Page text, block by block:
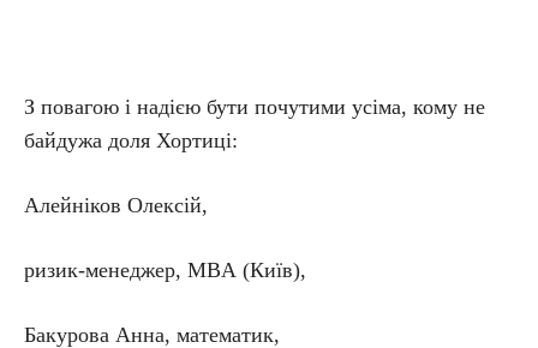
З повагою і надією бути почутими усіма, кому не
байдужа доля Хортиці:
Алейніков Олексій,
ризик-менеджер, MBA (Київ),
Бакурова Анна, математик,